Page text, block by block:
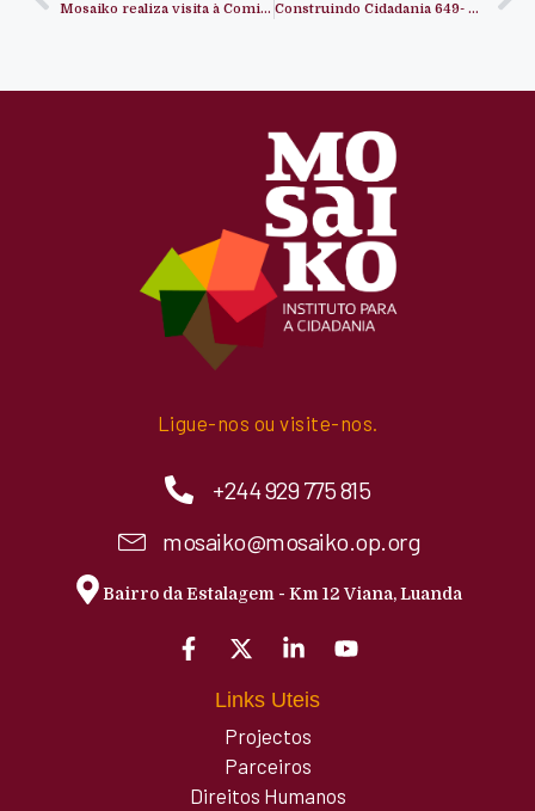
Mosaiko realiza visita à Comissão de Justiça e Paz da Gabela Construindo Cidadania 649- Feminismo em Angola
Ligue-nos ou visite-nos.
+244 929 775 815
mosaiko@mosaiko.op.org
Bairro da Estalagem - Km 12 Viana, Luanda
Links Uteis
Projectos
Parceiros
Direitos Humanos